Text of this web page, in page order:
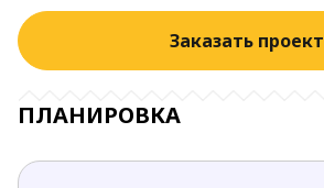
Заказать проект
ПЛАНИРОВКА